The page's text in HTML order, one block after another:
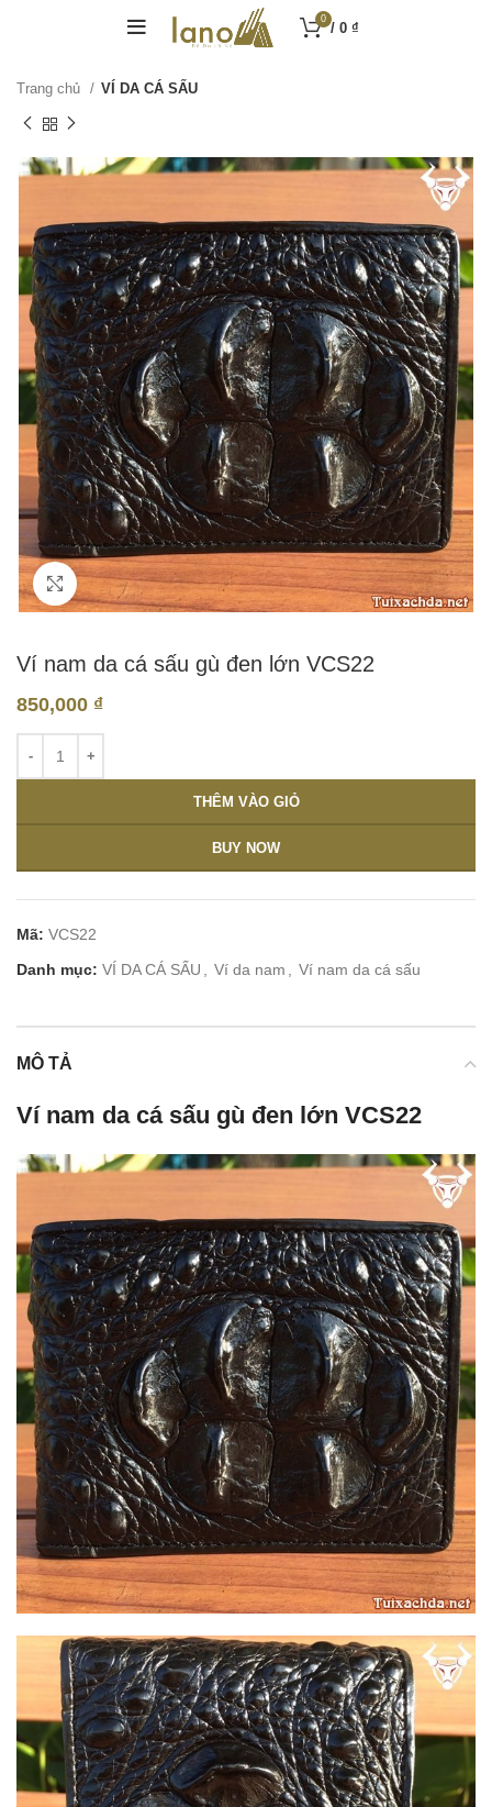
0
/ 0 ₫
Trang chủ VÍ DA CÁ SẤU
Click to enlarge
Ví nam da cá sấu gù đen lớn VCS22
850,000 ₫
THÊM VÀO GIỎ
BUY NOW
Mã: VCS22
Danh mục: VÍ DA CÁ SẤU Ví da nam Ví nam da cá sấu
MÔ TẢ
Ví nam da cá sấu gù đen lớn VCS22